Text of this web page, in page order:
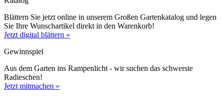
Blättern Sie jetzt online in unserem Großen Gartenkatalog und legen
Sie Ihre Wunschartikel direkt in den Warenkorb!
Jetzt digital blättern »
Gewinnspiel
Aus dem Garten ins Rampenlicht - wir suchen das schwerste
Radieschen!
Jetzt mitmachen »